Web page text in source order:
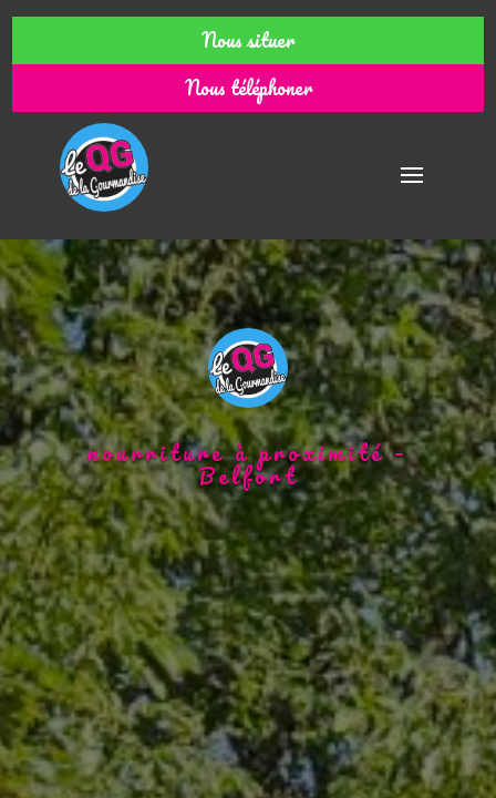
Nous situer
Nous téléphoner
nourriture à proximité –
Belfort